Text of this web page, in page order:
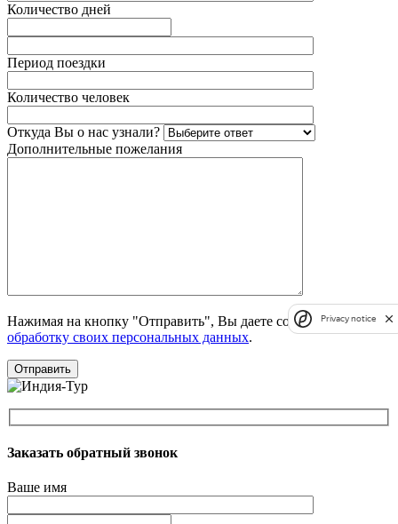
Количество дней
Период поездки
Количество человек
Откуда Вы о нас узнали?
Дополнительные пожелания
Нажимая на кнопку "Отправить", Вы даете согласие на
обработку своих персональных данных.
Заказать обратный звонок
Ваше имя
Privacy notice